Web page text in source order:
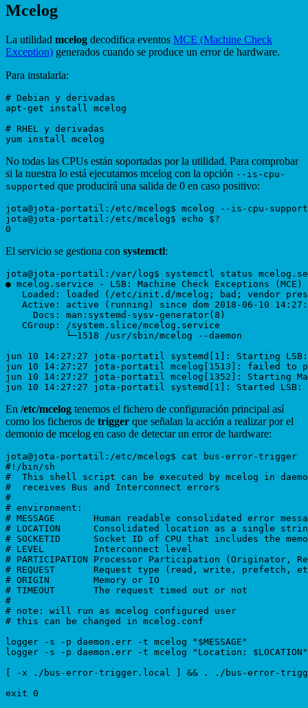
Mcelog
La utilidad mcelog decodifica eventos MCE (Machine Check
Exception) generados cuando se produce un error de hardware.
Para instalarla:
# Debian y derivadas
apt-get install mcelog
# RHEL y derivadas
No todas las CPUs están soportadas por la utilidad. Para comprobar
si la nuestra lo está ejecutamos mcelog con la opción --is-cpu-
supported que producirá una salida de 0 en caso positivo:
jota@jota-portatil:/etc/mcelog$ mcelog --is-cpu-
jota@jota-portatil:/etc/mcelog$ echo $?
El servicio se gestiona con systemctl:
jota@jota-portatil:/var/log$ systemctl status
● mcelog.service - LSB: Machine Check Exceptions
Loaded: loaded (/etc/init.d/mcelog; bad; vendor
Active: active (running) since dom 2018-06-10
     Docs: man:systemd-sysv-generator(8)
   CGroup: /system.slice/mcelog.service
           └─1518 /usr/sbin/mcelog --daemon
jun 10 14:27:27 jota-portatil systemd[1]: Starting LSB:
jun 10 14:27:27 jota-portatil mcelog[1513]: failed to
jun 10 14:27:27 jota-portatil mcelog[1352]: Starting
En /etc/mcelog tenemos el fichero de configuración principal así
como los ficheros de trigger que señalan la acción a realizar por el
demonio de mcelog en caso de detectar un error de hardware:
jota@jota-portatil:/etc/mcelog$ cat bus-error-trigger
#!/bin/sh
#  This shell script can be executed by mcelog in
#  receives Bus and Interconnect errors
#
# environment:
# MESSAGE	Human readable consolidated error message
# LOCATION	Consolidated location as a single string
# SOCKETID	Socket ID of CPU that includes the memory controller with the DIMM
# LEVEL		Interconnect level
# PARTICIPATION	Processor Participation (Originator, Responder or Observer)
# REQUEST	Request type (read, write, prefetch, etc.)
# ORIGIN	Memory or IO
# TIMEOUT	The request timed out or not
#
# note: will run as mcelog configured user
# this can be changed in mcelog.conf
logger -s -p daemon.err -t mcelog "$MESSAGE"
logger -s -p daemon.err -t mcelog "Location: $LOCATION"
[ -x ./bus-error-trigger.local ] && . ./bus-error-